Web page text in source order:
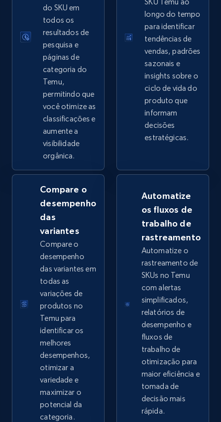
eBay - Collect records by category
URL, Product id, Title, Seller name, Seller rating,
Seller reviews, Breadcrumbs, Root category, and
more.
2.5K+ Comece agora
Google Shopping
URL, Product id, Title, Product description,
Rating, Reviews count, Images, Variations, and
more.
Comece agora
Google Shopping - collects products from
web using keywords
URL, Product id, Title, Product description,
Rating, Reviews count, Images, Variations, and
more.
2.4K+ Comece agora
Home Depot US
URL, Domain, Country code, Model number,
Sku, Product id, Product name, Manufacturer,
and more.
do SKU em
todos os
resultados de
pesquisa e
páginas de
categoria do
Temu,
permitindo que
você otimize as
classificações e
aumente a
visibilidade
orgânica.
longo do tempo
para identificar
tendências de
vendas, padrões
sazonais e
insights sobre o
ciclo de vida do
produto que
informam
decisões
estratégicas.
Compare o
desempenho
das
variantes
Compare o
desempenho
das variantes em
todas as
variações de
produtos no
Temu para
identificar os
melhores
desempenhos,
otimizar a
variedade e
maximizar o
potencial da
categoria.
Automatize
os fluxos de
trabalho de
rastreamento
Automatize o
rastreamento de
SKUs no Temu
com alertas
simplificados,
relatórios de
desempenho e
fluxos de
trabalho de
otimização para
maior eficiência e
tomada de
decisão mais
rápida.